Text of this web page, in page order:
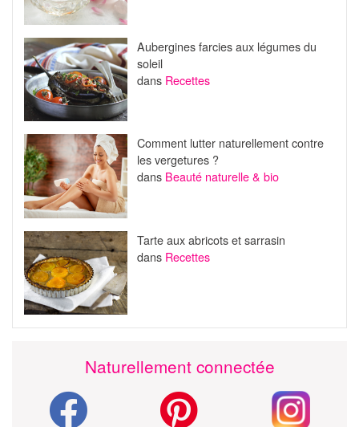
Aubergines farcies aux légumes du
soleil
dans Recettes
Comment lutter naturellement contre
les vergetures ?
dans Beauté naturelle & bio
Tarte aux abricots et sarrasin
dans Recettes
Naturellement connectée